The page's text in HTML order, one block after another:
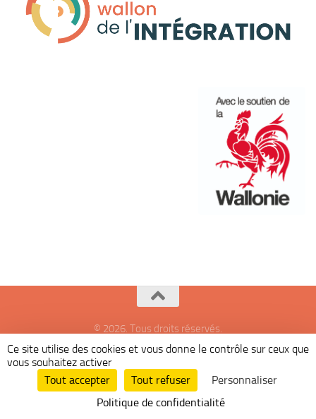
© 2026. Tous droits réservés.
Fièrement propulsé par - Conçu parThème Hueman
Ce site utilise des cookies et vous donne le contrôle sur ceux que
vous souhaitez activer
Tout accepter
Tout refuser
Personnaliser
Politique de confidentialité